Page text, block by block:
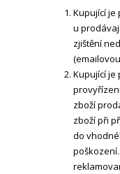
Kupující je
u
zjištění
Kupující je
zboží
zboží při
do